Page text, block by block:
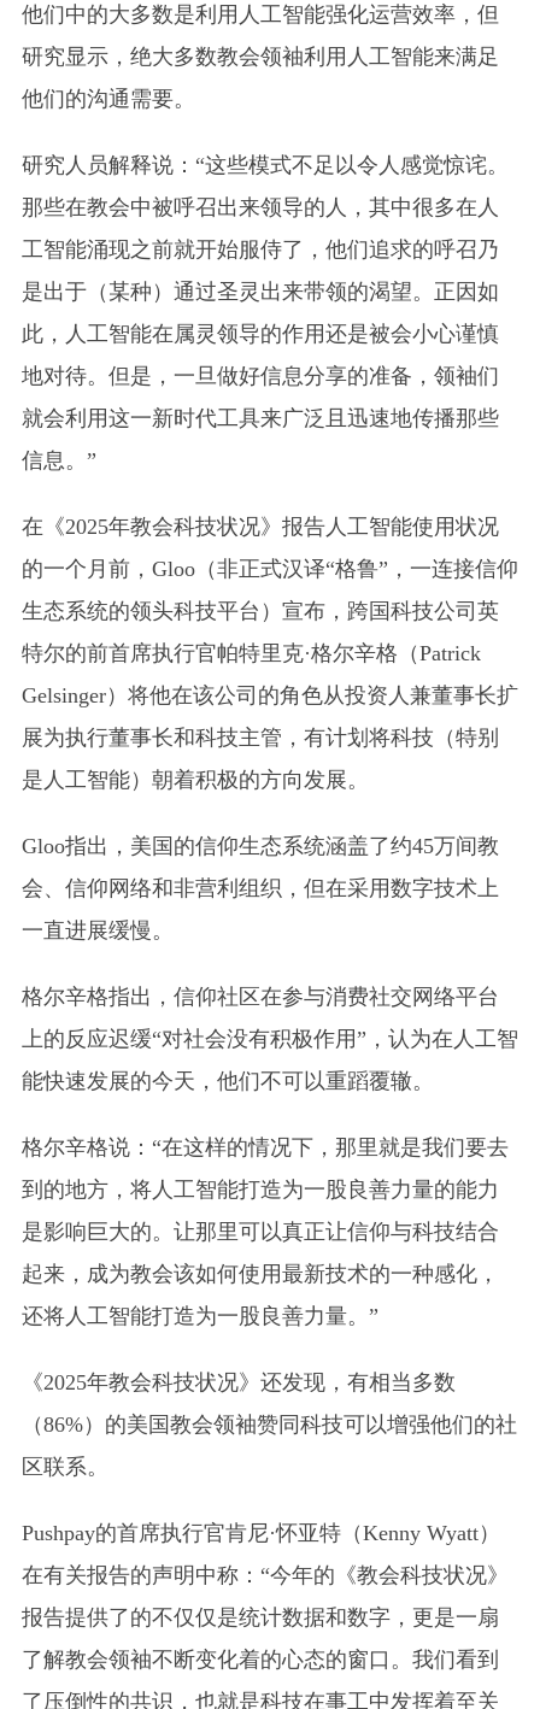
他们中的大多数是利用人工智能强化运营效率，但
研究显示，绝大多数教会领袖利用人工智能来满足
他们的沟通需要。
研究人员解释说：“这些模式不足以令人感觉惊诧。
那些在教会中被呼召出来领导的人，其中很多在人
工智能涌现之前就开始服侍了，他们追求的呼召乃
是出于（某种）通过圣灵出来带领的渴望。正因如
此，人工智能在属灵领导的作用还是被会小心谨慎
地对待。但是，一旦做好信息分享的准备，领袖们
就会利用这一新时代工具来广泛且迅速地传播那些
信息。”
在《2025年教会科技状况》报告人工智能使用状况
的一个月前，Gloo（非正式汉译“格鲁”，一连接信仰
生态系统的领头科技平台） 宣布，跨国科技公司英
特尔的前首席执行官帕特里克·格尔辛格 （Patrick
Gelsinger） 将他在该公司的角色从投资人兼董事长扩
展为执行董事长和科技主管，有计划将科技（特别
是人工智能）朝着积极的方向发展。
Gloo指出，美国的信仰生态系统涵盖了约45万间教
会、信仰网络和非营利组织，但在采用数字技术上
一直进展缓慢。
格尔辛格指出，信仰社区在参与消费社交网络平台
上的反应迟缓“对社会没有积极作用”，认为在人工智
能快速发展的今天，他们不可以重蹈覆辙。
格尔辛格说：“在这样的情况下，那里就是我们要去
到的地方，将人工智能打造为一股良善力量的能力
是影响巨大的。让那里可以真正让信仰与科技结合
起来，成为教会该如何使用最新技术的一种感化，
还将人工智能打造为一股良善力量。”
《2025年教会科技状况》还发现，有相当多数
（86%）的美国教会领袖赞同科技可以增强他们的社
区联系。
Pushpay的首席执行官肯尼·怀亚特（Kenny Wyatt）
在有关报告的声明中称：“今年的《教会科技状况》
报告提供了的不仅仅是统计数据和数字，更是一扇
了解教会领袖不断变化着的心态的窗口。我们看到
了压倒性的共识，也就是科技在事工中发挥着至关